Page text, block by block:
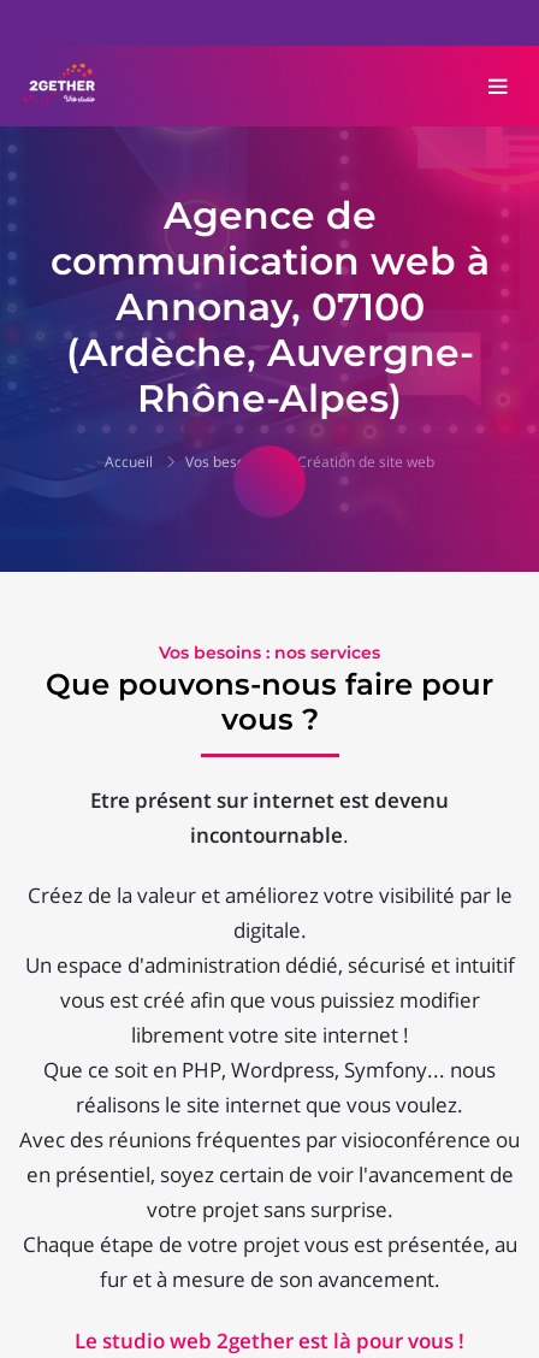
Agence de
communication web à
Annonay, 07100
(Ardèche, Auvergne-
Rhône-Alpes)
Accueil Vos besoins Création de site web
Vos besoins : nos services
Que pouvons-nous faire pour
vous ?
Etre présent sur internet est devenu
incontournable.
Créez de la valeur et améliorez votre visibilité par le
digitale.
Un espace d'administration dédié, sécurisé et intuitif
vous est créé afin que vous puissiez modifier
librement votre site internet !
Que ce soit en PHP, Wordpress, Symfony... nous
réalisons le site internet que vous voulez.
Avec des réunions fréquentes par visioconférence ou
en présentiel, soyez certain de voir l'avancement de
votre projet sans surprise.
Chaque étape de votre projet vous est présentée, au
fur et à mesure de son avancement.
Le studio web 2gether est là pour vous !